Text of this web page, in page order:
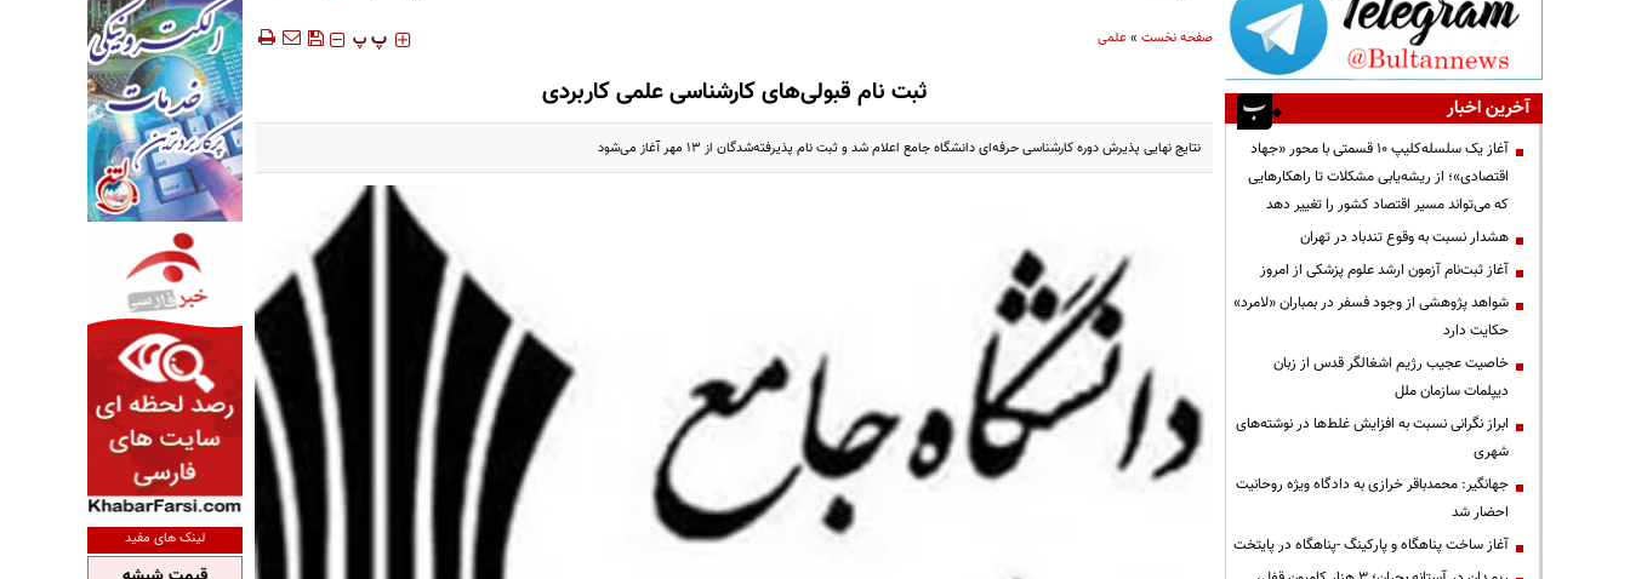
صفحه نخست»علمی ‍‍‍ پ پ
ثبت نام قبولی‌های کارشناسی علمی کاربردی
نتایج نهایی پذیرش دوره ‌كارشناسی‌ حرفه‌ای‌ دانشگاه‌ جامع اعلام شد و ثبت نام پذیرفته‌شدگان از ۱۳ مهر آغاز می‌شود
آخرین اخبار
آغاز یک سلسله‌کلیپ ۱۰ قسمتی با محور «جهاد
اقتصادی»؛ از ریشه‌یابی مشکلات تا راهکارهایی
که می‌تواند مسیر اقتصاد کشور را تغییر دهد
هشدار نسبت به وقوع تندباد در تهران
آغاز ثبت‌نام آزمون ارشد علوم پزشکی از امروز
شواهد پژوهشی از وجود فسفر در بمباران «لامرد»
حکایت دارد
خاصیت عجیب رژیم اشغالگر قدس از زبان
دیپلمات سازمان ملل
ابراز نگرانی نسبت به افزایش غلط‌ها در نوشته‌های
شهری
جهانگیر: محمدباقر خرازی به دادگاه ویژه روحانیت
احضار شد
آغاز ساخت پناهگاه و پارکینگ -پناهگاه در پایتخت
لینک های مفید